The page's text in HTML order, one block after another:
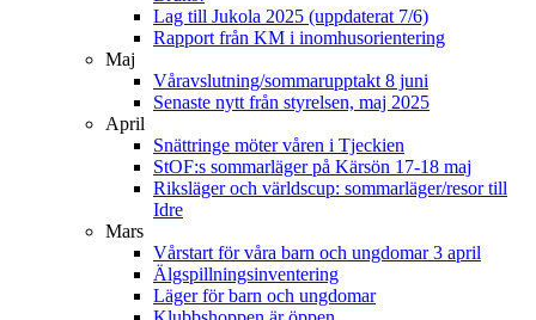
Lag till Jukola 2025 (uppdaterat 7/6)
Rapport från KM i inomhusorientering
Maj
Våravslutning/sommarupptakt 8 juni
Senaste nytt från styrelsen, maj 2025
April
Snättringe möter våren i Tjeckien
StOF:s sommarläger på Kärsön 17-18 maj
Riksläger och världscup: sommarläger/resor till
Idre
Mars
Vårstart för våra barn och ungdomar 3 april
Älgspillningsinventering
Läger för barn och ungdomar